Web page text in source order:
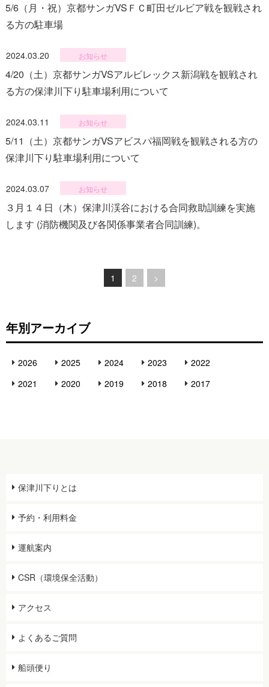
5/6（月・祝）京都サンガVSＦＣ町田ゼルビア戦を観戦され
る方の駐車場
2024.03.20 お知らせ
4/20（土）京都サンガVSアルビレックス新潟戦を観戦され
る方の保津川下り駐車場利用について
2024.03.11 お知らせ
5/11（土）京都サンガVSアビスパ福岡戦を観戦される方の
保津川下り駐車場利用について
2024.03.07 お知らせ
３月１４日（木）保津川渓谷における合同救助訓練を実施
します (消防機関及び各関係事業者合同訓練)。
ジ
へ
の
1 2 >
年別アーカイブ
2026 2025 2024 2023
2022
2021
2020 2019 2018 2017
保津川下りとは
予約・利用料金
運航案内
CSR（環境保全活動）
アクセス
よくあるご質問
船頭便り